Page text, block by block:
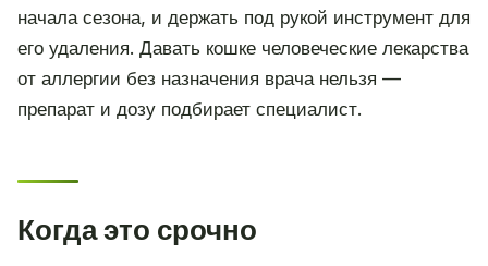
начала сезона, и держать под рукой инструмент для
его удаления. Давать кошке человеческие лекарства
от аллергии без назначения врача нельзя —
препарат и дозу подбирает специалист.
Когда это срочно